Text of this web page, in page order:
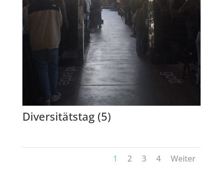
Diversitätstag (5)
1 2 3 4 Weiter